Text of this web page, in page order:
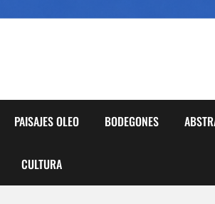
PAISAJES OLEO BODEGONES
CULTURA